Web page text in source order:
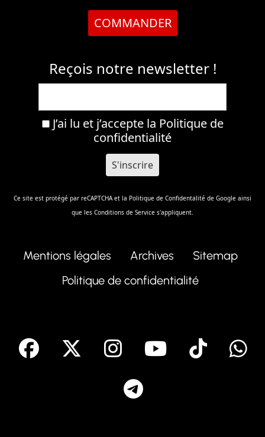
COMMANDER
Reçois notre newsletter !
J’ai lu et j’accepte la Politique de
confidentialité
Ce site est protégé par reCAPTCHA et la Politique de Confidentalité de Google ainsi
que les Conditions de Service s'appliquent.
Mentions légales Archives
Sitemap
Politique de confidentialité
facebook Instagram
Youtube
Tik